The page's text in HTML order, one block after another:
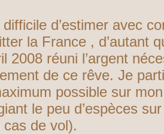
d’estimer avec
la France , d’autant
2008 réuni l’argent
de ce rêve. Je
possible sur
le peu d’espèces
de vol).